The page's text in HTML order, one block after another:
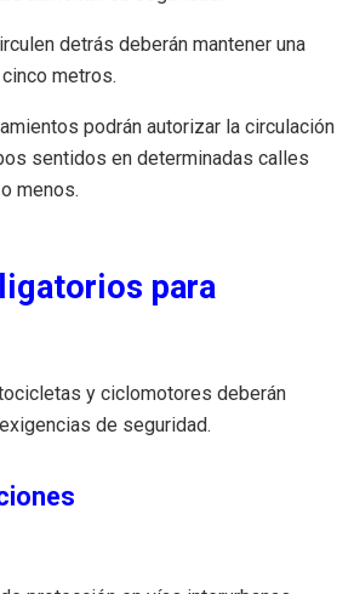
detrás deberán mantener una
metros.
podrán autorizar la circulación
sentidos en determinadas calles
menos.
para
y ciclomotores deberán
de seguridad.